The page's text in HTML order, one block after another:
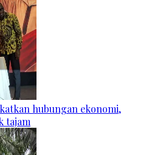
hubungan ekonomi,
tajam